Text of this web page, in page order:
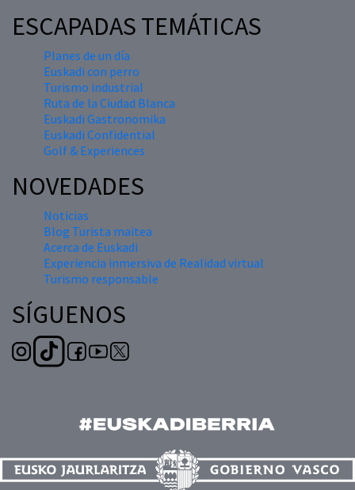
ESCAPADAS TEMÁTICAS
Planes de un día
Euskadi con perro
Turismo industrial
Ruta de la Ciudad Blanca
Euskadi Gastronomika
Euskadi Confidential
Golf & Experiences
NOVEDADES
Noticias
Blog Turista maitea
Acerca de Euskadi
Experiencia inmersiva de Realidad virtual
Turismo responsable
SÍGUENOS